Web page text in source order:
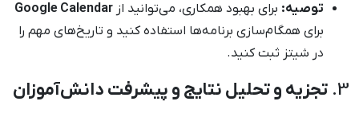
توصیه: برای بهبود همکاری، می‌توانید از Google Calendar
برای همگام‌سازی برنامه‌ها استفاده کنید و تاریخ‌های مهم را
در شیتز ثبت کنید.
3. تجزیه و تحلیل نتایج و پیشرفت دانش‌آموزان